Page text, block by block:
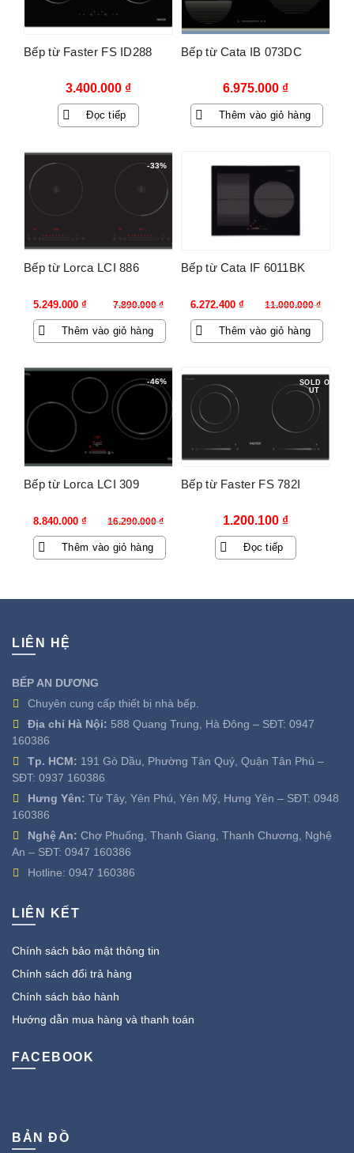
Bếp từ Faster FS ID288
3.400.000 ₫
Đọc tiếp
Bếp từ Cata IB 073DC
6.975.000 ₫
Thêm vào giỏ hàng
-33%
Bếp từ Lorca LCI 886
7.890.000₫
Giá
gốc
là:
5.249.000 ₫
Giá
hiện
tại
Thêm vào giỏ hàng
Bếp từ Cata IF 6011BK
11.000.000₫
Giá
gốc
là:
6.272.400 ₫
Giá
hiện
tại
Thêm vào giỏ hàng
-46%
Bếp từ Lorca LCI 309
16.290.000₫
Giá
gốc
là:
8.840.000 ₫
Giá
hiện
tại
Thêm vào giỏ hàng
SOLD O
UT
Bếp từ Faster FS 782I
1.200.100 ₫
Đọc tiếp
LIÊN HỆ
BẾP AN DƯƠNG
Chuyên cung cấp thiết bị nhà bếp.
Địa chỉ Hà Nội: 588 Quang Trung, Hà Đông – SĐT: 0947
160386
Tp. HCM: 191 Gò Dầu, Phường Tân Quý, Quận Tân Phú –
SĐT: 0937 160386
Hưng Yên: Từ Tây, Yên Phú, Yên Mỹ, Hưng Yên – SĐT: 0948
160386
Nghệ An: Chợ Phuống, Thanh Giang, Thanh Chương, Nghệ
An – SĐT: 0947 160386
Hotline: 0947 160386
LIÊN KẾT
Chính sách bảo mật thông tin
Chính sách đổi trả hàng
Chính sách bảo hành
Hướng dẫn mua hàng và thanh toán
FACEBOOK
BẢN ĐỒ